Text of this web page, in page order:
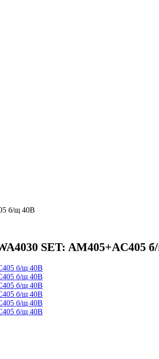
б/щ 40В
SET: AM405+AC405